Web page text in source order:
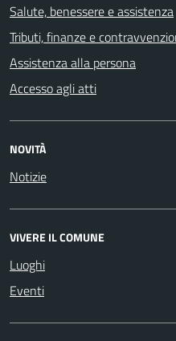
Salute, benessere e assistenza
Tributi, finanze e
Assistenza alla persona
Accesso agli atti
NOVITÀ
Notizie
VIVERE IL COMUNE
Luoghi
Eventi